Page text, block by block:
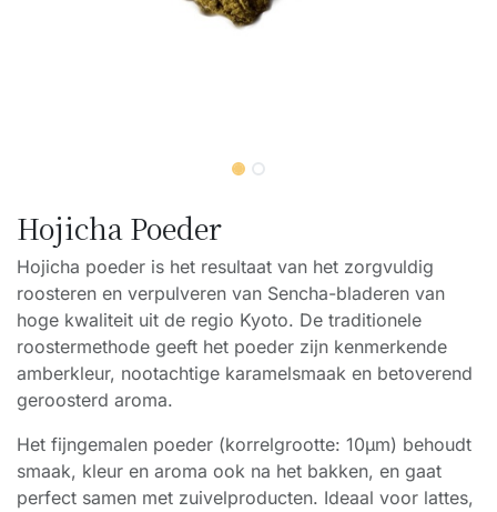
Hojicha Poeder
Hojicha poeder is het resultaat van het zorgvuldig
roosteren en verpulveren van Sencha-bladeren van
hoge kwaliteit uit de regio Kyoto. De traditionele
roostermethode geeft het poeder zijn kenmerkende
amberkleur, nootachtige karamelsmaak en betoverend
geroosterd aroma.
Het fijngemalen poeder (korrelgrootte: 10µm) behoudt
smaak, kleur en aroma ook na het bakken, en gaat
perfect samen met zuivelproducten. Ideaal voor lattes,